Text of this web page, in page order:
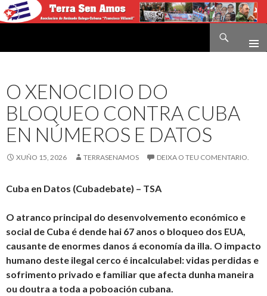
O XENOCIDIO DO
BLOQUEO CONTRA CUBA
EN NÚMEROS E DATOS
XUÑO 15, 2026 TERRASENAMOS DEIXA O TEU COMENTARIO.
Cuba en Datos (Cubadebate) – TSA
O atranco principal do desenvolvemento económico e
social de Cuba é dende hai 67 anos o bloqueo dos EUA,
causante de enormes danos á economía da illa. O impacto
humano deste ilegal cerco é incalculabel: vidas perdidas e
sofrimento privado e familiar que afecta dunha maneira
ou doutra a toda a poboación cubana.